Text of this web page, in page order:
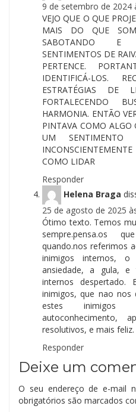
9 de setembro de 2024
VEJO QUE O QUE
MAIS DO QUE
SABOTANDO E
SENTIMENTOS DE
PERTENCE.
IDENTIFICÁ-LOS.
ESTRATÉGIAS DE
FORTALECENDO
HARMONIA. ENTÃO
PINTAVA COMO ALGO
UM
COMO LIDAR
Responder
Helena Braga
25 de agosto de 2025
Ótimo texto. Temos
sempre.pensa.os
quando.nos referimos
inimigos internos,
ansiedade, a gula, e
internos despertado.
inimigos, que nao nos
estes inimigos
autoconhecimento,
resolutivos, e mais feliz.
Responder
Deixe um
O seu endereço de e-mail
obrigatórios são marcados